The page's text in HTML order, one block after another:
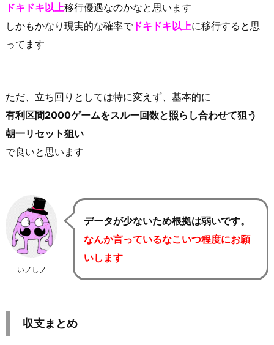
ドキドキ以上移行優遇なのかなと思います
しかもかなり現実的な確率でドキドキ以上に移行すると思
ってます
ただ、立ち回りとしては特に変えず、基本的に
有利区間2000ゲームをスルー回数と照らし合わせて狙う
朝一リセット狙い
で良いと思います
いノしノ
データが少ないため根拠は弱いです。
なんか言っているなこいつ程度にお願
いします
収支まとめ